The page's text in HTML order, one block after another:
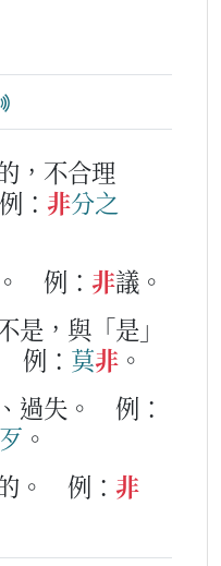
，不合理
例： 非分之
例： 非議。
是，與「是」
例： 莫非 。
過失。
例：
歹 。
。
例： 非